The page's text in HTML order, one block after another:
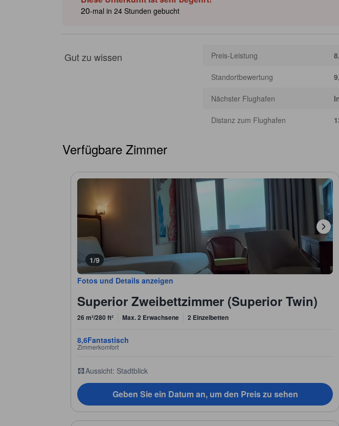
Schritte entfernt, Grand City Surabaya liegt unter 1 km entfernt und das Monkasel (Submarine
schnelle kulturelle Besichtigungen. [Einige Inhalte wurden gegebenenfalls mithilfe von
20-mal in 24 Stunden gebucht
Gut zu wissen Preis-Leistung
Standortbewertung
Nächster Flughafen
Distanz zum Flughafen
Verfügbare Zimmer
1/9
Fotos und Details anzeigen
Superior Zweibettzimmer (Superior Twin)
26 m²/280 ft² Max. 2 Erwachsene 2 Einzelbetten
8,6Fantastisch
Zimmerkomfort
Aussicht: Stadtblick
Geben Sie ein Datum an, um den Preis zu sehen